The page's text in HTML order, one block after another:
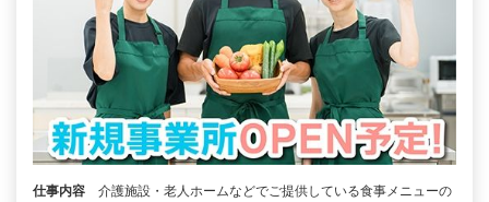
仕事内容
介護施設・老人ホームなどでご提供している食事メニューの